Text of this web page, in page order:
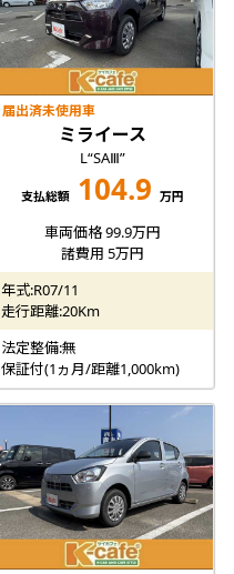
届出済未使用車
ミライース
L“SAⅢ”
支払総額 104.9 万円
車両価格 99.9万円
諸費用 5万円
年式:R07/11
走行距離:20Km
法定整備:無
保証付(1ヵ月/距離1,000km)